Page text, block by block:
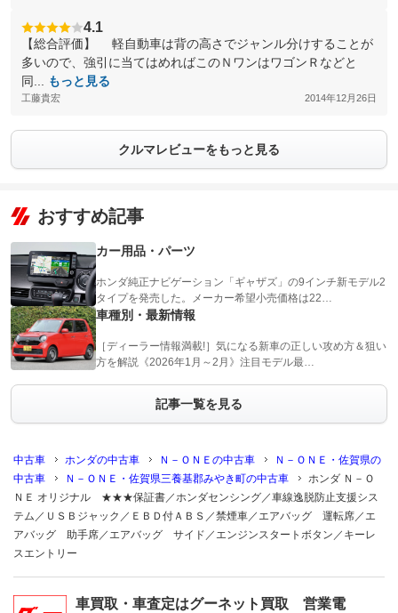
4.1
【総合評価】 軽自動車は背の高さでジャンル分けすることが
多いので、強引に当てはめればこのＮワンはワゴンＲなどと
同...
もっと見る
工藤貴宏 2014年12月26日
クルマレビューをもっと見る
おすすめ記事
カー用品・パーツ
ホンダ純正ナビゲーション「ギャザズ」の9インチ新モデル2
タイプを発売した。メーカー希望小売価格は22…
車種別・最新情報
［ディーラー情報満載!］気になる新車の正しい攻め方＆狙い
方を解説《2026年1月～2月》注目モデル最…
記事一覧を見る
中古車 ホンダの中古車 Ｎ－ＯＮＥの中古車
Ｎ－ＯＮＥ・佐賀県の
中古車
Ｎ－ＯＮＥ・佐賀県三養基郡みやき町の中古車
ホンダ Ｎ－Ｏ
ＮＥ オリジナル ★★★保証書／ホンダセンシング／車線逸脱防止支援シス
テム／ＵＳＢジャック／ＥＢＤ付ＡＢＳ／禁煙車／エアバッグ 運転席／エ
アバッグ 助手席／エアバッグ サイド／エンジンスタートボタン／キーレ
スエントリー
車買取・車査定はグーネット買取 営業電